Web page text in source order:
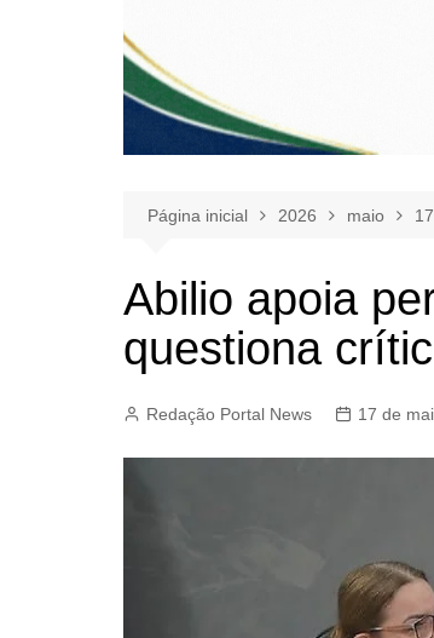
Página inicial 2026 maio 17
Abilio apoia
questiona
Redação Portal News 17 de